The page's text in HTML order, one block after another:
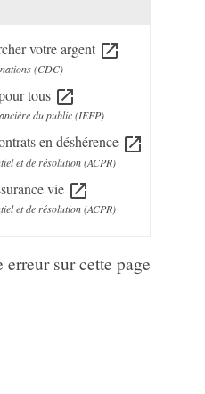
votre argent open_in_new
(CDC)
tous open_in_new
du public (IEFP)
en déshérence open_in_new
et de résolution (ACPR)
vie open_in_new
et de résolution (ACPR)
erreur sur cette page